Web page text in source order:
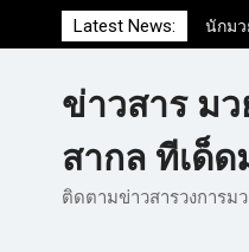
Latest News:
นักมว
มวยส
นักม
ทั่วโล
ข่าวม
แวดว
ข่าวสาร ม
สากล ทีเด็ด
ติดตามข่าวสารวงการม